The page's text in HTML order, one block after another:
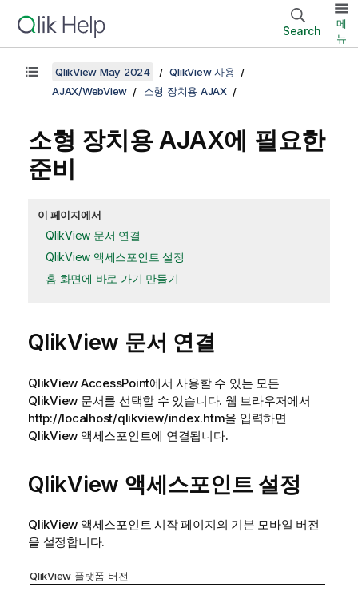
Search
메
뉴
QlikView May 2024
QlikView 사용
AJAX/WebView
소형 장치용 AJAX
소형 장치용 AJAX에 필요한
준비
이 페이지에서
QlikView 문서 연결
QlikView 액세스포인트 설정
홈 화면에 바로 가기 만들기
QlikView 문서 연결
QlikView AccessPoint에서 사용할 수 있는 모든
QlikView 문서를 선택할 수 있습니다. 웹 브라우저에서
http://localhost/qlikview/index.htm을 입력하면
QlikView 액세스포인트에 연결됩니다.
QlikView 액세스포인트 설정
QlikView 액세스포인트 시작 페이지의 기본 모바일 버전
을 설정합니다.
QlikView 플랫폼 버전